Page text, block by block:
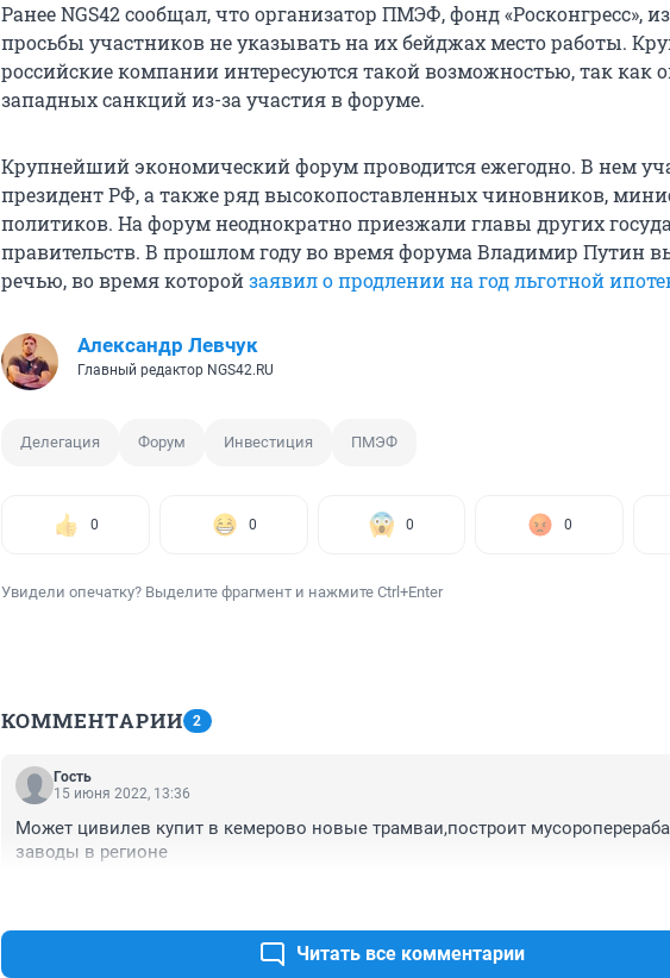
Ранее NGS42 сообщал, что организатор ПМЭФ, фонд «Росконгресс»,
просьбы участников не указывать на их бейджах место работы.
российские компании интересуются такой возможностью, так как
западных санкций из-за участия в форуме.
Крупнейший экономический форум проводится ежегодно. В нем
президент РФ, а также ряд высокопоставленных чиновников,
политиков. На форум неоднократно приезжали главы других
правительств. В прошлом году во время форума Владимир Путин
речью, во время которойзаявил о продлении на год льготной
Александр Левчук
Главный редактор NGS42.RU
Делегация Форум Инвестиция ПМЭФ
0 0 0 0
Увидели опечатку? Выделите фрагмент и нажмите Ctrl+Enter
КОММЕНТАРИИ 2
Гость
15 июня 2022, 13:36
Может цивилев купит в кемерово новые трамваи,построит
заводы в регионе
Читать все комментарии